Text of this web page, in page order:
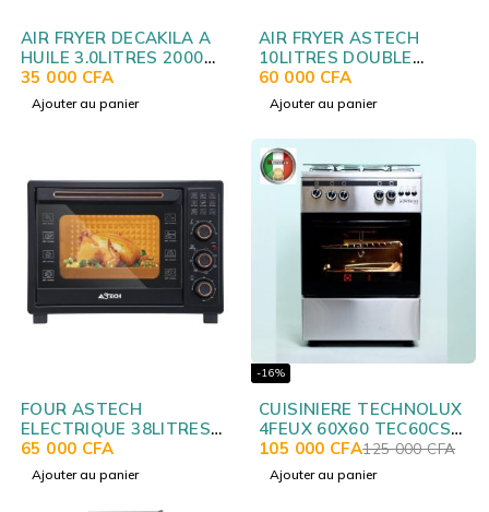
AIR FRYER DECAKILA A
HUILE 3.0LITRES 2000W
KEEC056M
35 000 CFA
Ajouter au panier
AIR FRYER ASTECH
10LITRES DOUBLE
COMPARTIMENT
AF010BXB
60 000 CFA
Ajouter au panier
FOUR ASTECH
ELECTRIQUE 38LITRES
NOIR FO38IGDL
65 000 CFA
Ajouter au panier
-16%
CUISINIERE TECHNOLUX
4FEUX 60X60 TEC60CS
NEW
125 000CFA
105 000 CFA
Ajouter au panier